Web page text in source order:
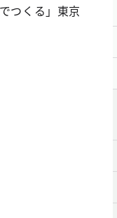
つくる」東京